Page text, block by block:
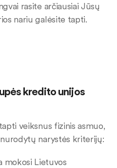
rasite arčiausiai Jūsų
nariu galėsite tapti.
kredito unijos
veiksnus fizinis asmuo,
narystės kriterijų:
mokosi Lietuvos